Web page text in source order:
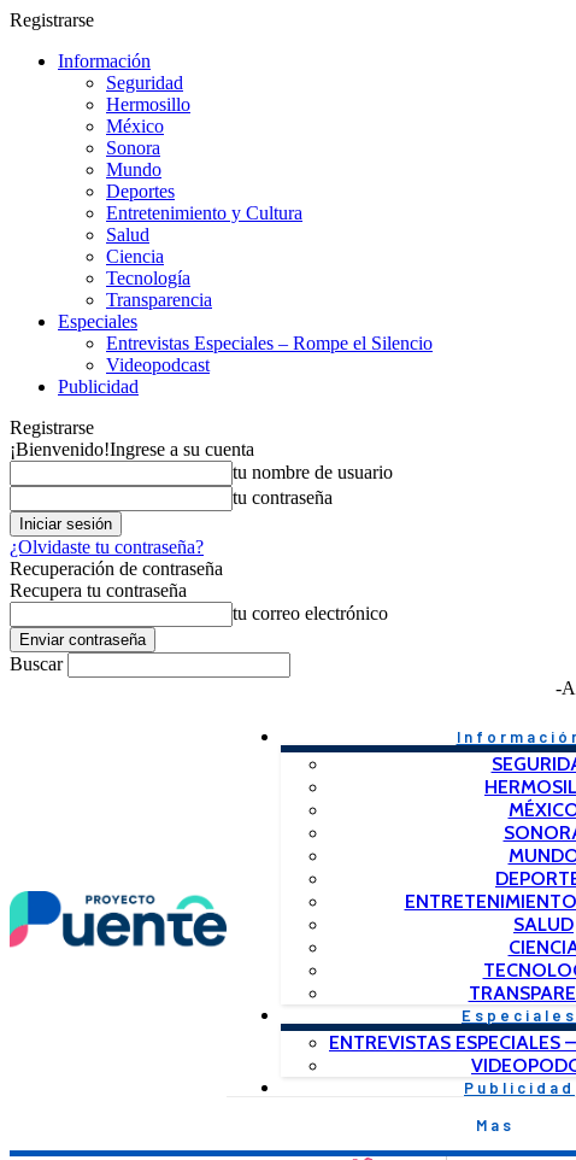
Registrarse
Información
Seguridad
Hermosillo
México
Sonora
Mundo
Deportes
Entretenimiento y Cultura
Salud
Ciencia
Tecnología
Transparencia
Especiales
Entrevistas Especiales – Rompe el Silencio
Videopodcast
Publicidad
Registrarse
¡Bienvenido!Ingrese a su cuenta
tu nombre de usuario
tu contraseña
¿Olvidaste tu contraseña?
Recuperación de contraseña
Recupera tu contraseña
tu correo electrónico
Buscar
-
SALUD
Especiales
ENTREVISTAS ESPECIALES
Publicidad
Mas